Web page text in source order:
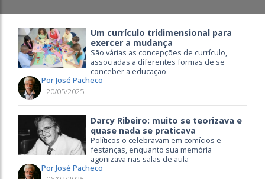
Um currículo tridimensional para
exercer a mudança
São várias as concepções de currículo,
associadas a diferentes formas de se
conceber a educação
Por José Pacheco
20/05/2025
Darcy Ribeiro: muito se teorizava e
quase nada se praticava
Políticos o celebravam em comícios e
festanças, enquanto sua memória
agonizava nas salas de aula
Por José Pacheco